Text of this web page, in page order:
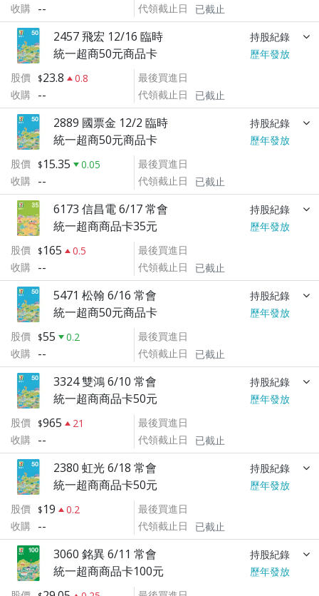
收購 --
代領截止日
已截止
2457 飛宏 12/16 臨時 持股紀錄
統一超商50元商品卡
歷年發放
股價
23.8
0.8
收購 --
最後買進日
代領截止日
已截止
2889 國票金 12/2 臨時 持股紀錄
統一超商50元商品卡
歷年發放
股價
15.35
0.05
收購 --
最後買進日
代領截止日
已截止
6173 信昌電 6/17 常會 持股紀錄
統一超商商品卡35元
歷年發放
股價
165
0.5
收購 --
最後買進日
代領截止日
已截止
5471 松翰 6/16 常會 持股紀錄
統一超商50元商品卡
歷年發放
股價
55
0.2
收購 --
最後買進日
代領截止日
已截止
3324 雙鴻 6/10 常會 持股紀錄
統一超商商品卡50元
歷年發放
股價
965
21
收購 --
最後買進日
代領截止日
已截止
2380 虹光 6/18 常會 持股紀錄
統一超商商品卡50元
歷年發放
股價
19
0.2
收購 --
最後買進日
代領截止日
已截止
3060 銘異 6/11 常會 持股紀錄
統一超商商品卡100元
歷年發放